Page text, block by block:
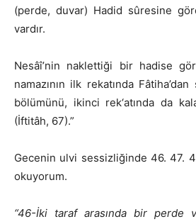
(perde, duvar) Hadid sûresine
vardır.
Nesâî’nin naklettiği bir hadise
namazının ilk rekatında
bölümünü, ikinci rek‘atında da
(İftitâh, 67).”
Gecenin ulvi sessizliğinde 46. 47.
okuyorum.
“46-İki taraf arasında bir perde